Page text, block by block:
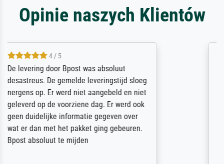
Opinie naszych Klientów
Sehr gute Qualität des Leinwanddrucks und
des Rahmens! Unser Bild wurde sehr
sorgfältig und sicher verpackt, so dass es
unbeschadet bei uns ankam. Es wird nicht
unser letzter Meisterdruck sein. Vielen
Dank!